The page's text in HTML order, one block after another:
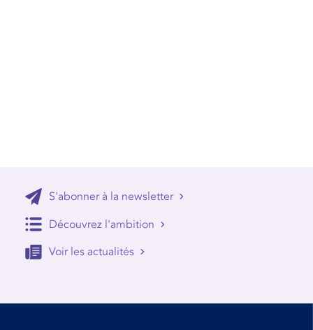
S'abonner à la newsletter
Découvrez l'ambition
Voir les actualités